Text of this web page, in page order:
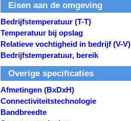
Eisen aan de omgeving
Bedrijfstemperatuur (T-T)
Temperatuur bij opslag
Relatieve vochtigheid in bedrijf (V-V)
Bedrijfstemperatuur, bereik
Overige specificaties
Afmetingen (BxDxH)
Connectiviteitstechnologie
Bandbreedte